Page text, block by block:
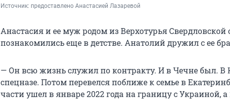
Источник: предоставлено Анастасией Лазаревой
Анастасия и ее муж родом из Верхотурья Свердловской
познакомились еще в детстве. Анатолий дружил с ее
— Он всю жизнь служил по контракту. И в Чечне был.
спецназе. Потом перевелся поближе к семье в
части ушел в январе 2022 года на границу с Украиной,